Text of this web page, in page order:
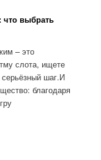
что выбрать
– это
слота, ищете
серьёзный шаг.И
благодаря